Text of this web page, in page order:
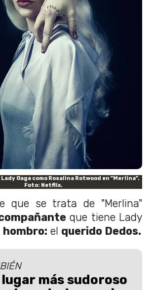
Gaga como Rosalina Rotwood en "Merlina".
Foto: Netflix.
que se trata de "Merlina"
que tiene Lady
hombro: el querido Dedos.
lugar más sudoroso